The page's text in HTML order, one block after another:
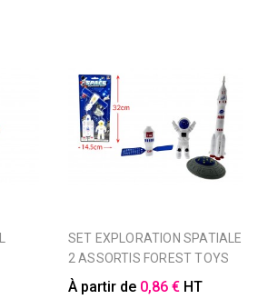
SET EXPLORATION SPATIALE
2 ASSORTIS FOREST TOYS
À partir de 0,86 € HT